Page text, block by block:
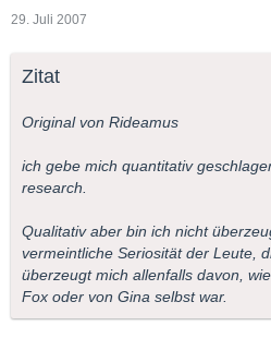
29. Juli 2007
Zitat
Original von Rideamus
ich gebe mich quantitativ
research.
Qualitativ aber bin ich nicht
vermeintliche Seriosität der Leute,
überzeugt mich allenfalls davon,
Fox oder von Gina selbst war.